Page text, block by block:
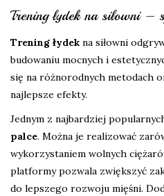
Trening łydek na siłowni –
Trening łydek na siłowni
budowaniu mocnych i
się na różnorodnych metodach
najlepsze efekty.
Jednym z najbardziej
palce. Można je realizować
wykorzystaniem wolnych
platformy pozwala zwiększyć
do lepszego rozwoju mięśni.